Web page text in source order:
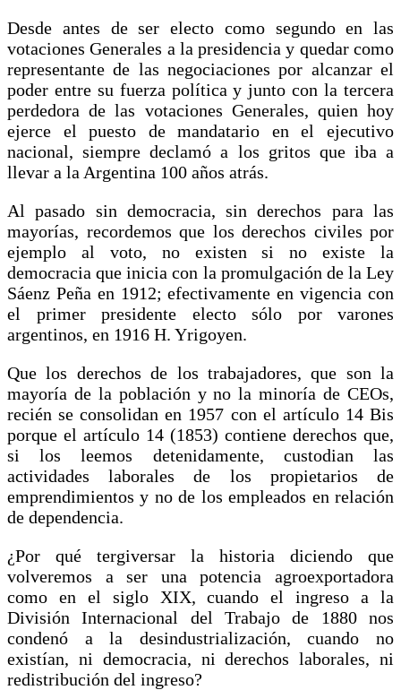
Desde antes de ser electo como segundo en las
votaciones Generales a la presidencia y quedar como
representante de las negociaciones por alcanzar el
poder entre su fuerza política y junto con la tercera
perdedora de las votaciones Generales, quien hoy
ejerce el puesto de mandatario en el ejecutivo
nacional, siempre declamó a los gritos que iba a
llevar a la Argentina 100 años atrás.
Al pasado sin democracia, sin derechos para las
mayorías, recordemos que los derechos civiles por
ejemplo al voto, no existen si no existe la
democracia que inicia con la promulgación de la Ley
Sáenz Peña en 1912; efectivamente en vigencia con
el primer presidente electo sólo por varones
argentinos, en 1916 H. Yrigoyen.
Que los derechos de los trabajadores, que son la
mayoría de la población y no la minoría de CEOs,
recién se consolidan en 1957 con el artículo 14 Bis
porque el artículo 14 (1853) contiene derechos que,
si los leemos detenidamente, custodian las
actividades laborales de los propietarios de
emprendimientos y no de los empleados en relación
de dependencia.
¿Por qué tergiversar la historia diciendo que
volveremos a ser una potencia agroexportadora
como en el siglo XIX, cuando el ingreso a la
División Internacional del Trabajo de 1880 nos
condenó a la desindustrialización, cuando no
existían, ni democracia, ni derechos laborales, ni
redistribución del ingreso?